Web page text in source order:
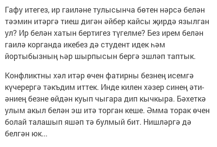
Гафу итегез, ир гаиләне тулысынча бөтен нәрсә белән
тәэмин итәргә тиеш дигән әйбер кайсы җирдә язылган
ул? Ир белән хатын бертигез түгелме? Без ирем белән
гаилә корганда икебез дә студент идек һәм
йортыбызның һәр шырпысын бергә эшләп таптык.
Конфликтны хәл итәр өчен фатирны безнең исемгә
күчерергә тәкъдим иттек. Инде килен хәзер синең әти-
әниең безне өйдән куып чыгара дип кычкыра. Бәхеткә
улым акыл белән эш итә торган кеше. Әмма торак өчен
болай талашып яшәп тә булмый бит. Нишләргә дә
белгән юк...